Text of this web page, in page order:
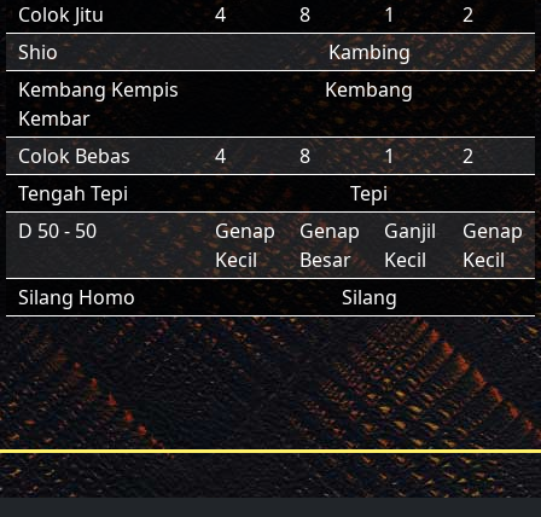
Colok Jitu
4 8 1
2
Shio
Kambing
Kembang Kempis
Kembar
Kembang
Colok Bebas 4 8 1
2
Tengah Tepi
Tepi
D 50 - 50
Genap
Kecil
Genap
Besar
Ganjil
Kecil
Genap
Kecil
Silang Homo
Silang